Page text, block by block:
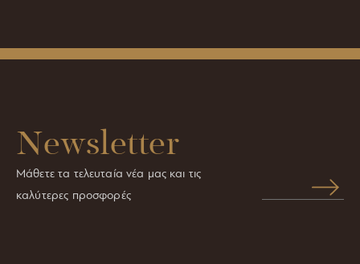
Newsletter
Μάθετε τα τελευταία νέα μας και τις
καλύτερες προσφορές